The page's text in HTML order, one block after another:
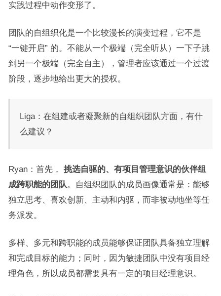
实践过程中动作变形了。
团队的自组织化是一个比较漫长的演变过程，它不是
“一键开启” 的。不能从一个极端（完全听从）一下子跳
到另一个极端（完全自主），管理者应该通过一个过渡
阶段，逐步地给出更大的授权。
Liga：在组建或者凝聚新的自组织团队方面，有什
么建议？
Ryan：首先， 挑选自驱的、有项目管理意识的伙伴组
成跨职能的团队。自组织团队的成员画像通常是：能够
独立思考、喜欢创新、主动和内驱，而非被动地坐等任
务派发。
多样、多元和跨职能的成员能够保证团队具备独立理解
和完成目标的能力；同时，因为敏捷团队中没有项目经
理角色，所以成员都需要具有一定的项目经理意识。